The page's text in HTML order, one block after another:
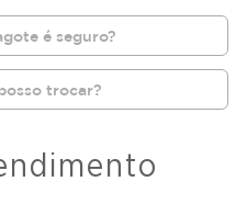
é seguro?
trocar?